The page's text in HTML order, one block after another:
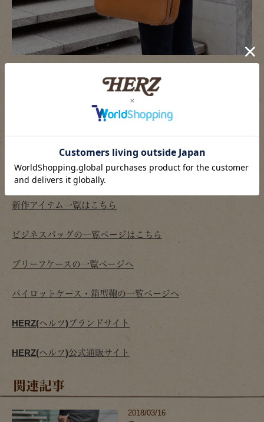
手持ち・肩掛けで使える便利な2way仕様。容量があるの
で、日々の仕事用の他にも、軽い出張や一泊旅行にもおすす
新作アイテム一覧はこちら
ビジネスバッグの一覧ページはこちら
ブリーフケースの一覧ページへ
パイロットケース・箱型鞄の一覧ページへ
HERZ(ヘルツ)ブランドサイト
HERZ(ヘルツ)公式通販サイト
関連記事
2018/03/16